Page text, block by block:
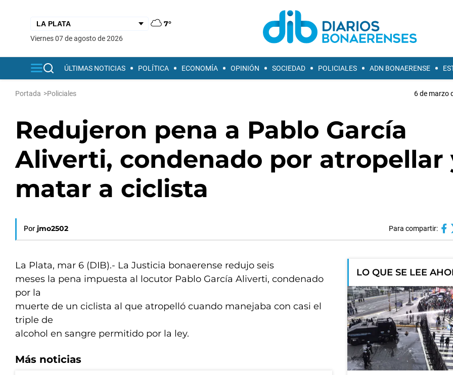
7°
viernes 07 de agosto de 2026
ÚLTIMAS NOTICIAS POLÍTICA ECONOMÍA OPINIÓN SOCIEDAD POLICIALES ADN BONAERENSE
Portada >Policiales 6 de marzo
Redujeron pena a Pablo García
Aliverti, condenado por atropellar
matar a ciclista
Por jmo2502 Para compartir:
La Plata, mar 6 (DIB).- La Justicia bonaerense redujo seis
meses la pena impuesta al locutor Pablo García Aliverti, condenado
por la
muerte de un ciclista al que atropelló cuando manejaba con casi el
triple de
alcohol en sangre permitido por la ley.
Más noticias
LO QUE SE LEE